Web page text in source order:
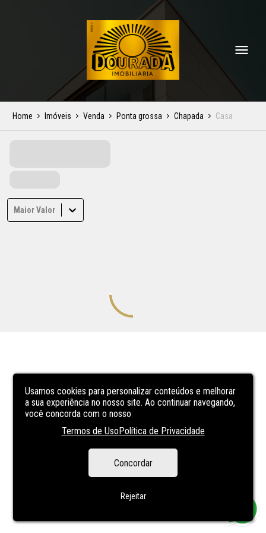
Usamos cookies para personalizar conteúdos e melhorar
a sua experiência no nosso site. Ao continuar navegando,
você concorda com o nosso
Termos de UsoPolítica de Privacidade
Concordar
Rejeitar
Home Imóveis Venda Ponta grossa Chapada Casa
Maior Valor